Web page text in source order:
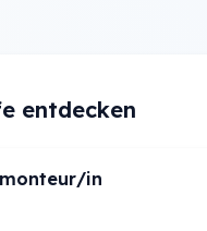
entdecken
in